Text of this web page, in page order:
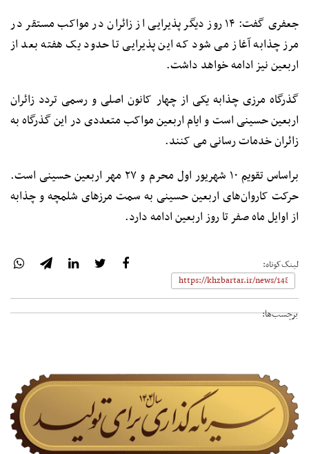
جعفری گفت: ۱۴ روز دیگر پذیرایی از زائران در مواکب مستقر در
مرز چذابه آغاز می شود که این پذیرایی تا حدود یک هفته بعد از
اربعین نیز ادامه خواهد داشت.
گذرگاه مرزی چذابه یکی از چهار کانون اصلی و رسمی تردد زائران
اربعین حسینی است و ایام اربعین مواکب متعددی در این گذرگاه به
زائران خدمات رسانی می کنند.
براساس تقویم ۱۰ شهریور اول محرم و ۲۷ مهر اربعین حسینی است.
حرکت کاروان‌های اربعین حسینی به سمت مرزهای شلمچه و چذابه
از اوایل ماه صفر تا روز اربعین ادامه دارد.
لینک‌کوتاه:
برچسب‌ها: